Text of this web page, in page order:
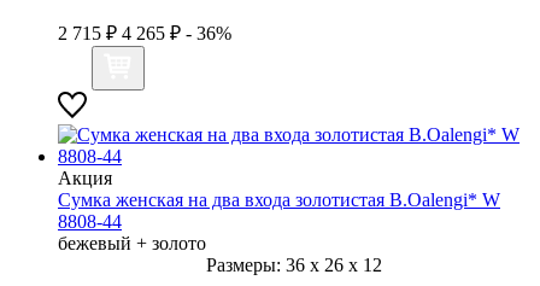
2 715 ₽ 4 265 ₽ - 36%
Акция
Сумка женская на два входа золотистая B.Oalengi* W
8808-44
бежевый + золото
Размеры: 36 x 26 x 12